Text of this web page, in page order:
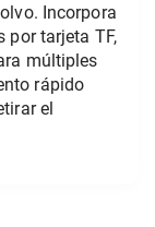
Incorpora
por tarjeta TF,
múltiples
rápido
el